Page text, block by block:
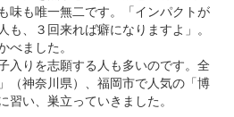
味も唯一無二です。「インパクトが
、３回来れば癖になりますよ」。
ました。
入りを志願する人も多いのです。全
（神奈川県）、福岡市で人気の「博
い、巣立っていきました。